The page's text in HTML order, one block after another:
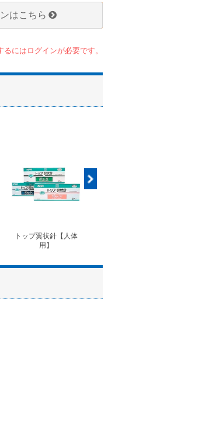
はこちら
にはログインが必要です。
トップ翼状針【人体
用】